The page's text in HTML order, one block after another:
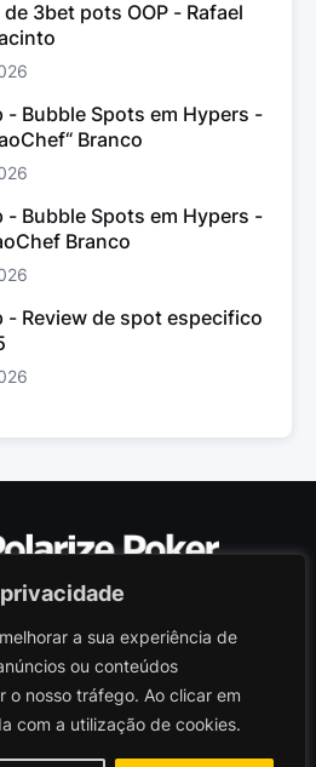
a sua experiência de
ou conteúdos
o nosso tráfego. Ao clicar em
com a utilização de cookies.
de 3bet pots OOP - Rafael
- Bubble Spots em Hypers -
Branco
- Bubble Spots em Hypers -
Branco
- Review de spot especifico
Limited, Malta
registada sob n.º C103402
- Polarize Poker
Utilização